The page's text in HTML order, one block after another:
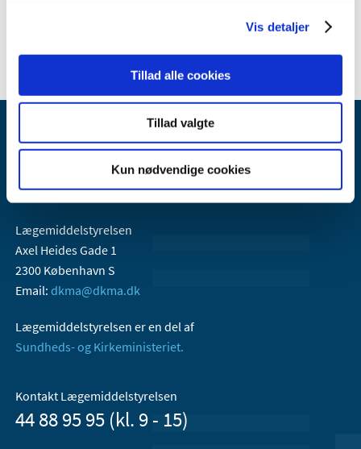
Vis detaljer
Tillad alle cookies
Tillad valgte
Kun nødvendige cookies
Lægemiddelstyrelsen
Axel Heides Gade 1
2300 København S
Email: dkma@dkma.dk
Lægemiddelstyrelsen er en del af
Sundheds- og Kirkeministeriet.
Kontakt Lægemiddelstyrelsen
44 88 95 95 (kl. 9 - 15)